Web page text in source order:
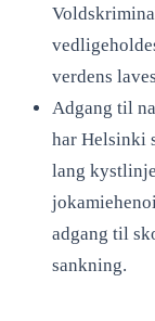
verdens
Adgang til
har Helsinki
lang
adgang til
sankning.